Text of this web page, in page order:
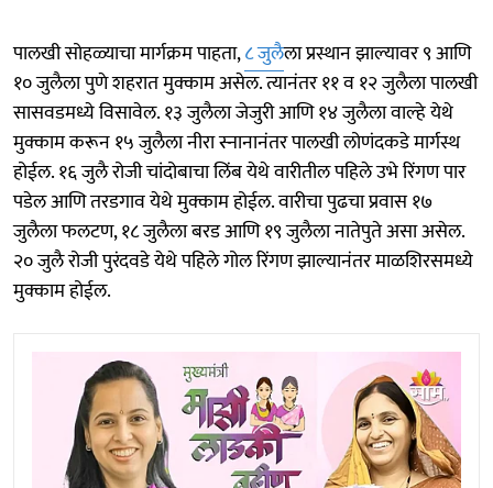
पालखी सोहळ्याचा मार्गक्रम पाहता,८ जुलैला प्रस्थान झाल्यावर ९ आणि
१० जुलैला पुणे शहरात मुक्काम असेल. त्यानंतर ११ व १२ जुलैला पालखी
सासवडमध्ये विसावेल. १३ जुलैला जेजुरी आणि १४ जुलैला वाल्हे येथे
मुक्काम करून १५ जुलैला नीरा स्नानानंतर पालखी लोणंदकडे मार्गस्थ
होईल. १६ जुलै रोजी चांदोबाचा लिंब येथे वारीतील पहिले उभे रिंगण पार
पडेल आणि तरडगाव येथे मुक्काम होईल. ​वारीचा पुढचा प्रवास १७
जुलैला फलटण, १८ जुलैला बरड आणि १९ जुलैला नातेपुते असा असेल.
२० जुलै रोजी पुरंदवडे येथे पहिले गोल रिंगण झाल्यानंतर माळशिरसमध्ये
मुक्काम होईल.